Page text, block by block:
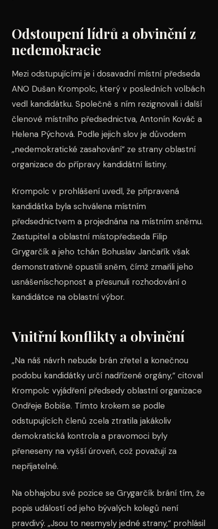
Odstoupení lídrů a obvinění z
nedemokracie
Mezi odstupujícími je i dosavadní místní předseda
ANO Dušan Krompolc, který v posledních volbách
vedl kandidátku. Společně s ním rezignovali i další
členové místního předsednictva, Antonín Kováč a
Helena Pýchová. Podle jejich slov je důvodem
„nedemokratické zasahování“ ze strany oblastní
organizace do přípravy kandidátní listiny.
Krompolc v prohlášení uvedl, že připravená
kandidátka byla schválena místním
předsednictvem a projednána na místním sněmu.
Zastupitel a oblastní místopředseda Filip
Grygarčík a jeho tchán Bohuslav Jančařík však
demonstrativně opustili sněm, čímž zmařili jeho
usnášeníschopnost a přesunuli rozhodování o
kandidátce na oblastní výbor.
Vnitřní konflikty a obvinění
„Na náš návrh nebude brán zřetel a konečnou
podobu kandidátky určí nadřízené orgány,“ citoval
Krompolc vyjádření předsedy oblastní organizace
Ondřeje Bobiše. Tímto krokem se podle
odstupujících členů zcela ztratila jakákoliv
demokratická kontrola a pravomoci byly
přeneseny na vyšší úroveň, což považují za
nepřijatelné.
Na obhajobu své pozice se Grygarčík brání tím, že
popis událostí od jeho bývalých kolegů není
pravdivý. „Jsou to nesmysly jedné strany,“ prohlásil